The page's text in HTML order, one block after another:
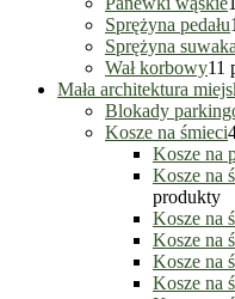
Sprężyna pedału1
Sprężyna suwaka
Wał korbowy11
Mała architektura
Blokady
Kosze na śmieci
Kosze na
Kosze na
produkty
Kosze na
Kosze na
Kosze na
Kosze na